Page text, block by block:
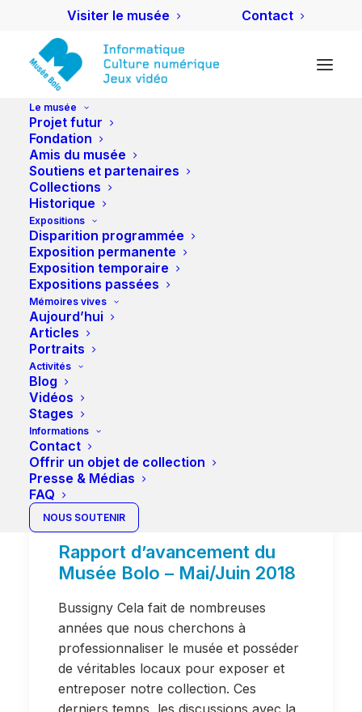
Visiter le musée Contact
Le musée
Projet futur
Fondation
Amis du musée
Soutiens et partenaires
Collections
Historique
Expositions
Disparition programmée
Exposition permanente
Exposition temporaire
Expositions passées
Mémoires vives
Aujourd’hui
Articles
Portraits
Activités
Blog
Vidéos
Stages
Informations
Contact
Offrir un objet de collection
Presse & Médias
FAQ
NOUS SOUTENIR
Activités des amis
Rapport d’avancement du
Musée Bolo – Mai/Juin 2018
Bussigny Cela fait de nombreuses
années que nous cherchons à
professionnaliser le musée et posséder
de véritables locaux pour exposer et
entreposer notre collection. Ces
derniers temps, les discussions avec la